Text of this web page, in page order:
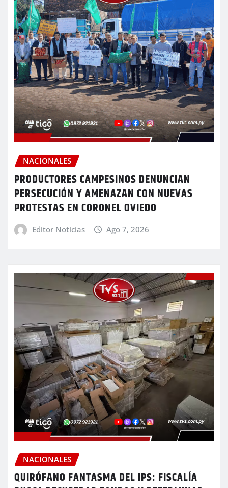
NACIONALES
PRODUCTORES CAMPESINOS DENUNCIAN
PERSECUCIÓN Y AMENAZAN CON NUEVAS
PROTESTAS EN CORONEL OVIEDO
Editor Noticias Ago 7, 2026
NACIONALES
QUIRÓFANO FANTASMA DEL IPS: FISCALÍA